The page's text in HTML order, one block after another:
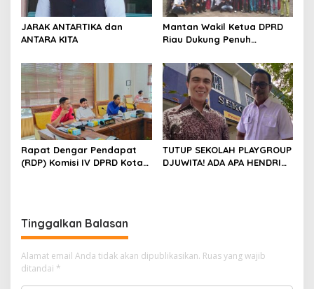
JARAK ANTARTIKA dan
ANTARA KITA
Mantan Wakil Ketua DPRD
Riau Dukung Penuh
Perjuangan Lahirnya
Kabupaten Kepulauan
Meranti
Rapat Dengar Pendapat
(RDP) Komisi IV DPRD Kota
TUTUP SEKOLAH PLAYGROUP
DJUWITA! ADA APA HENDRI
Tinggalkan Balasan
Alamat email Anda tidak akan dipublikasikan. Ruas yang wajib
ditandai *